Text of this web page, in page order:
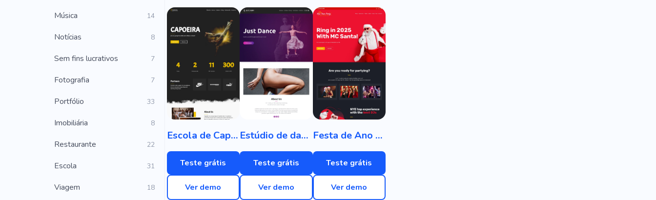
Música 14
Notícias 8
Sem fins lucrativos 7
Fotografia 7
Portfólio 33
Imobiliária 8
Restaurante 22
Escola 31
Viagem 18
Escola de Capoeira
Teste grátis
Ver demo
Estúdio de dança
Teste grátis
Ver demo
Festa de Ano Novo
Teste grátis
Ver demo